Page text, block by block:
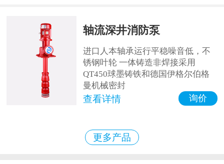
轴流深井消防泵
进口人本轴承运行平稳噪音低，不
锈钢叶轮 一体铸造非焊接采用
QT450球墨铸铁和德国伊格尔伯格
曼机械密封
查看详情 询价
更多产品